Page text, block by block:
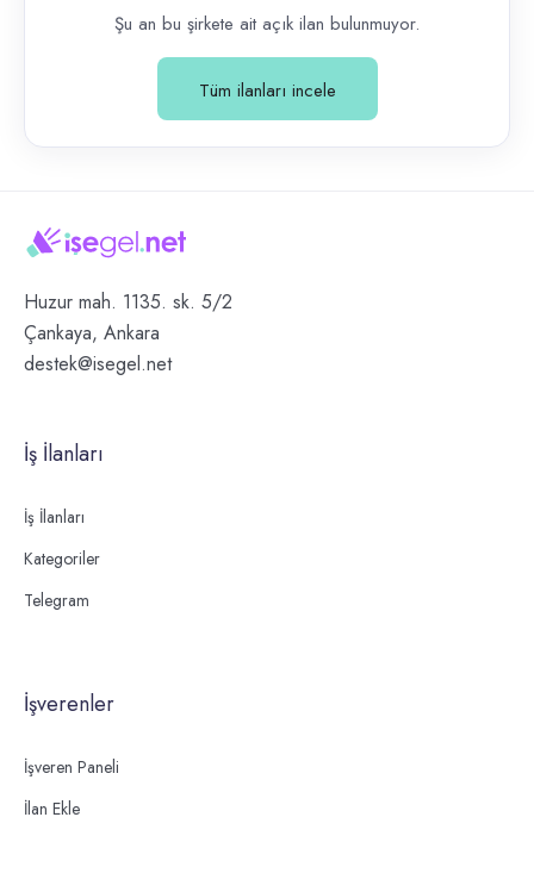
Şu an bu şirkete ait açık ilan bulunmuyor.
Tüm ilanları incele
Huzur mah. 1135. sk. 5/2
Çankaya, Ankara
destek@isegel.net
İş İlanları
İş İlanları
Kategoriler
Telegram
İşverenler
İşveren Paneli
İlan Ekle